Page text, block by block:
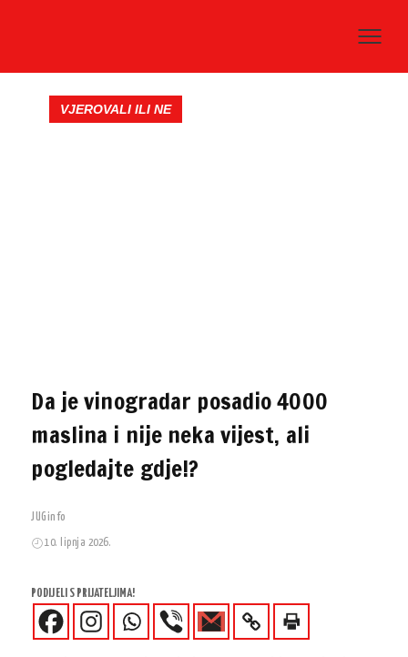
VJEROVALI ILI NE
Da je vinogradar posadio 4000
maslina i nije neka vijest, ali
pogledajte gdje!?
JUGinfo
10. lipnja 2026.
PODIJELI S PRIJATELJIMA!